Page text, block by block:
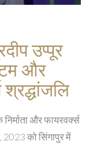
उप्पूर
और
श्रद्धांजलि
और फायरवर्क्स
को सिंगापुर में